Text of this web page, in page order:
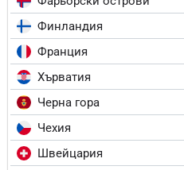
Финландия
Франция
Хърватия
Черна гора
Чехия
Швейцария